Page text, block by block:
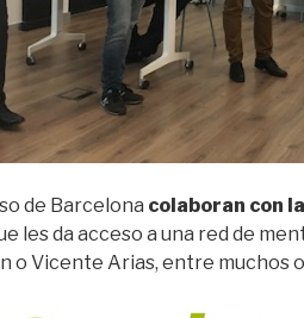
de Barcelona colaboran con
les da acceso a una red de
o Vicente Arias, entre muchos